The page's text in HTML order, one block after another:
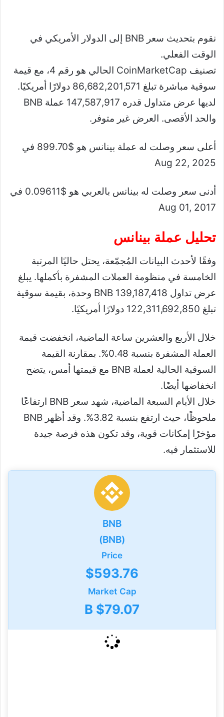
نقوم بتحديث سعر BNB إلى الدولار الأمريكي في
الوقت الفعلي.
تصنيف CoinMarketCap الحالي هو رقم 4، مع قيمة
سوقية مباشرة تبلغ 86,682,201,571 دولارًا أمريكيًا.
لديها عرض متداول قدره 147,587,917 عملة BNB
والحد الأقصى. العرض غير متوفر.
أعلى سعر وصلت له عملة بينانس هو $899.70 في
Aug 22, 2025
أدنى سعر وصلت له بينانس بالعربي هو $0.09611 في
Aug 01, 2017
تحليل عملة بينانس
وفقًا لأحدث البيانات المُجمّعة، يحتل حاليًا المرتبة
الخامسة في منظومة العملات المشفرة بأكملها. يبلغ
عرض تداول BNB 139,187,418 وحدة، بقيمة سوقية
تبلغ 122,311,692,850 دولارًا أمريكيًا.
خلال الأربع والعشرين ساعة الماضية، انخفضت قيمة
العملة المشفرة بنسبة 0.48%. بمقارنة القيمة
السوقية الحالية لعملة BNB مع قيمتها أمس، يتضح
انخفاضها أيضًا.
خلال الأيام السبعة الماضية، شهد سعر BNB ارتفاعًا
ملحوظًا، حيث ارتفع بنسبة 3.82%. وقد أظهر BNB
مؤخرًا إمكانات قوية، وقد تكون هذه فرصة جيدة
للاستثمار فيه.
BNB
(BNB)
Price
$593.76
Market Cap
$79.07 B